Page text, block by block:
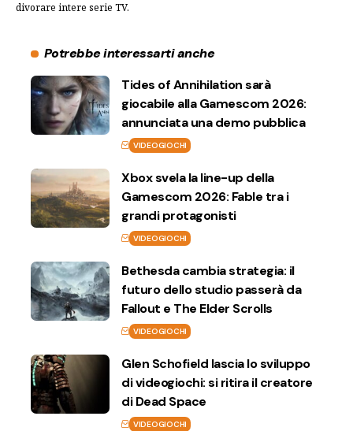
divorare intere serie TV.
Potrebbe interessarti anche
Tides of Annihilation sarà
giocabile alla Gamescom 2026:
annunciata una demo pubblica
VIDEOGIOCHI
Xbox svela la line-up della
Gamescom 2026: Fable tra i
grandi protagonisti
VIDEOGIOCHI
Bethesda cambia strategia: il
futuro dello studio passerà da
Fallout e The Elder Scrolls
VIDEOGIOCHI
Glen Schofield lascia lo sviluppo
di videogiochi: si ritira il creatore
di Dead Space
VIDEOGIOCHI